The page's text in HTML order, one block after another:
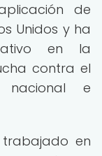
de
Unidos y ha
en la
contra el
e
trabajado en